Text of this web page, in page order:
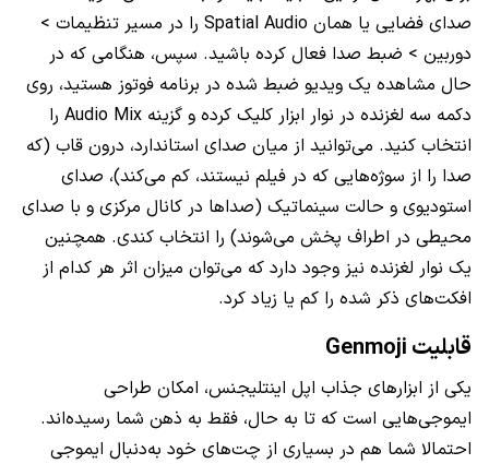
صدای فضایی یا همان Spatial Audio را در مسیر تنظیمات >
دوربین > ضبط صدا فعال کرده باشید. سپس، هنگامی که در
حال مشاهده یک ویدیو ضبط شده در برنامه فوتوز هستید، روی
دکمه سه لغزنده در نوار ابزار کلیک کرده و گزینه Audio Mix را
انتخاب کنید. می‌توانید از میان صدای استاندارد، درون قاب (که
صدا را از سوژه‌هایی که در فیلم نیستند، کم می‌کند)، صدای
استودیوی و حالت سینماتیک (صداها در کانال مرکزی و با صدای
محیطی در اطراف پخش می‌شوند) را انتخاب کندی. همچنین
یک نوار لغزنده نیز وجود دارد که می‌توان میزان اثر هر کدام از
افکت‌های ذکر شده را کم یا زیاد کرد.
قابلیت Genmoji
یکی از ابزارهای جذاب اپل اینتلیجنس، امکان طراحی
ایموجی‌هایی است که تا به حال، فقط به ذهن شما رسیده‌اند.
احتمالا شما هم در بسیاری از چت‌های خود به‌دنبال ایموجی